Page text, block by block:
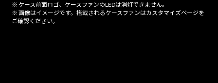
※ ケース前面ロゴ、ケースファンのLEDは消灯できません。
※ 画像はイメージです。搭載されるケースファンはカスタマイズページを
ご確認ください。